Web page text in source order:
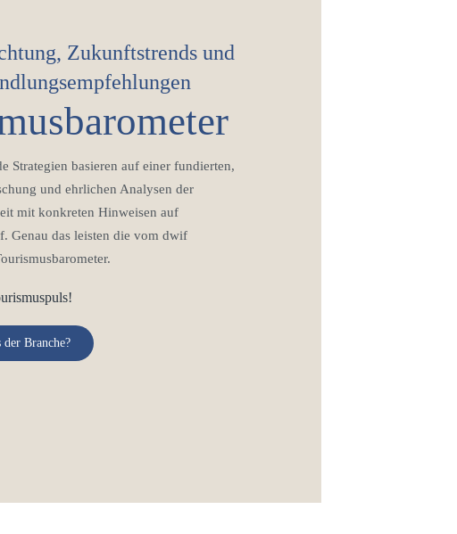
Welt im Überblick
Zukunftstrends und
Strategien basieren auf einer fundierten,
und ehrlichen Analysen der
mit konkreten Hinweisen auf
Genau das leisten die vom dwif
der Branche?